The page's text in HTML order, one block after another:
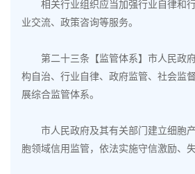
相关行业组织应当加强行业自律和行
业交流、政策咨询等服务。
第二十三条【监管体系】市人民政府
构自治、行业自律、政府监管、社会监
展综合监管体系。
市人民政府及其有关部门建立细胞产
胞领域信用监管，依法实施守信激励、失